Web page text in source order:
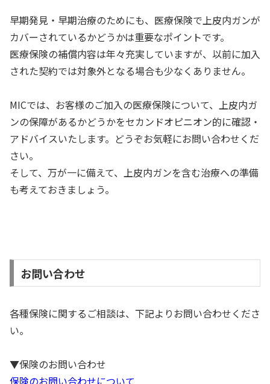
早期発見・早期治療のためにも、医療保険で上皮内ガンが
カバーされているかどうかは重要なポイントです。
医療保険の補償内容は年々充実していますが、以前に加入
された契約では対象外となる場合も少なくありません。
MICでは、お客様のご加入の医療保険について、上皮内ガ
ンの保障があるかどうかをセカンドオピニオン的に確認・
アドバイスいたします。どうぞお気軽にお問い合わせくだ
さい。
そして、万が一に備えて、上皮内ガンを含む治療への準備
も考えておきましょう。
お問い合わせ
各種保険に関するご相談は、下記よりお問い合わせくださ
い。
▼保険のお問い合わせ